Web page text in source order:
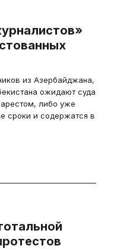
из Азербайджана,
ожидают суда
либо уже
сроки и содержатся в